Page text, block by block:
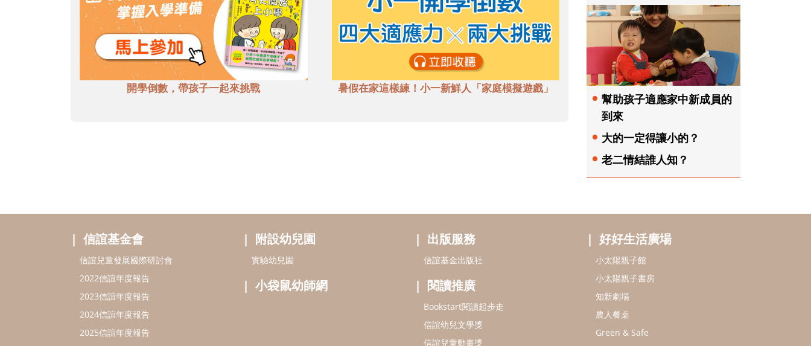
開學倒數，帶孩子一起來挑戰 暑假在家這樣練！小一新鮮人「家庭模擬遊戲」
幫助孩子適應家中新成員的
到來
大的一定得讓小的？
老二情結誰人知？
信誼基金會
信誼兒童發展國際研討會
2022信誼年度報告
2023信誼年度報告
2024信誼年度報告
2025信誼年度報告
附設幼兒園
實驗幼兒園
小袋鼠幼師網
出版服務
信誼基金出版社
閱讀推廣
Bookstart閱讀起步走
信誼幼兒文學獎
信誼兒童動畫獎
好好生活廣場
小太陽親子館
小太陽親子書房
知新劇場
農人餐桌
Green & Safe